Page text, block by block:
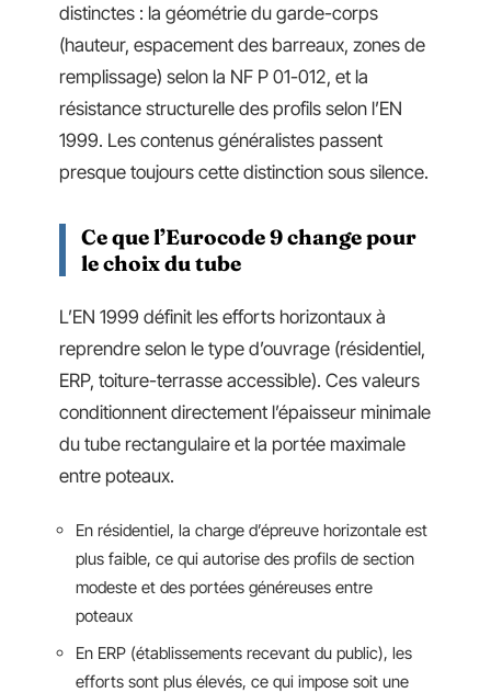
distinctes : la géométrie du garde-corps
(hauteur, espacement des barreaux, zones de
remplissage) selon la NF P 01-012, et la
résistance structurelle des profils selon l’EN
1999. Les contenus généralistes passent
presque toujours cette distinction sous silence.
Ce que l’Eurocode 9 change pour
le choix du tube
L’EN 1999 définit les efforts horizontaux à
reprendre selon le type d’ouvrage (résidentiel,
ERP, toiture-terrasse accessible). Ces valeurs
conditionnent directement l’épaisseur minimale
du tube rectangulaire et la portée maximale
entre poteaux.
En résidentiel, la charge d’épreuve horizontale est
plus faible, ce qui autorise des profils de section
modeste et des portées généreuses entre
poteaux
En ERP (établissements recevant du public), les
efforts sont plus élevés, ce qui impose soit une